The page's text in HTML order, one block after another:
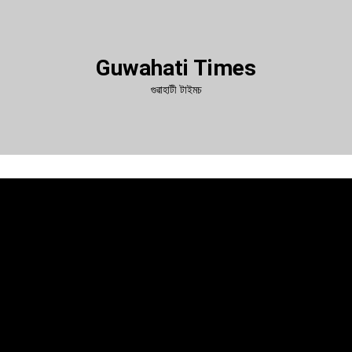
Guwahati Times
গুৱাহাটী টাইমচ